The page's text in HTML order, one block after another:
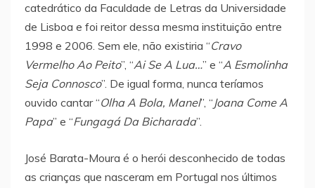
catedrático da Faculdade de Letras da Universidade
de Lisboa e foi reitor dessa mesma instituição entre
1998 e 2006. Sem ele, não existiria “Cravo
Vermelho Ao Peito”, “Ai Se A Lua…” e “A Esmolinha
Seja Connosco”. De igual forma, nunca teríamos
ouvido cantar “Olha A Bola, Manel”, “Joana Come A
Papa” e “Fungagá Da Bicharada”.
José Barata-Moura é o herói desconhecido de todas
as crianças que nasceram em Portugal nos últimos